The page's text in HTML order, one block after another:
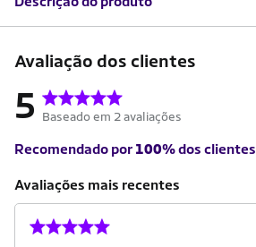
Avaliação dos clientes
5 Baseado em 2 avaliações
Recomendado por 100%dos clientes
Avaliações mais recentes